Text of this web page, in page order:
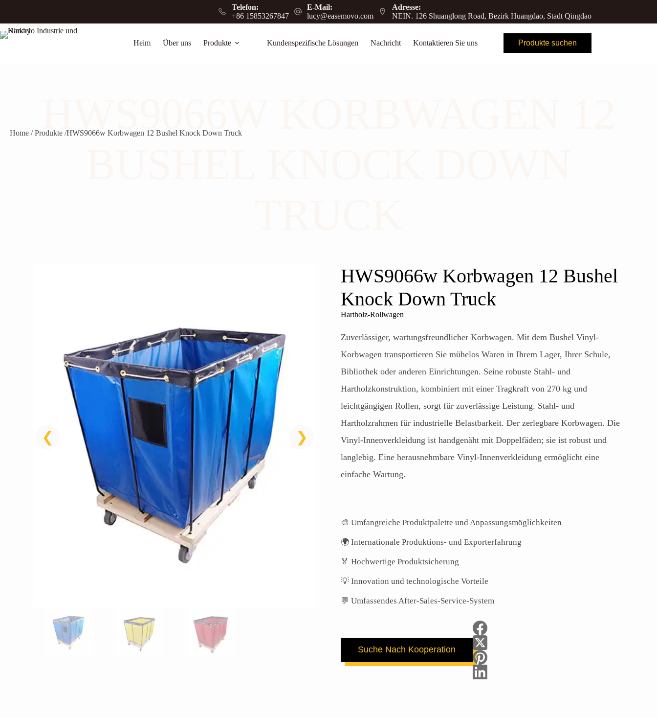
Telefon:
+86 15853267847
E-Mail:
lucy@easemovo.com
Adresse:
NEIN. 126 Shuanglong Road, Bezirk Huangdao, Stadt Qingdao
Heim Über uns Produkte Kundenspezifische Lösungen Nachricht Kontaktieren Sie uns Produkte suchen
Home / Produkte /HWS9066w Korbwagen 12 Bushel Knock Down Truck
HWS9066w Korbwagen 12 Bushel
Knock Down Truck
Hartholz-Rollwagen
Zuverlässiger, wartungsfreundlicher Korbwagen. Mit dem Bushel Vinyl-
Korbwagen transportieren Sie mühelos Waren in Ihrem Lager, Ihrer Schule,
Bibliothek oder anderen Einrichtungen. Seine robuste Stahl- und
Hartholzkonstruktion, kombiniert mit einer Tragkraft von 270 kg und
leichtgängigen Rollen, sorgt für zuverlässige Leistung. Stahl- und
Hartholzrahmen für industrielle Belastbarkeit. Der zerlegbare Korbwagen. Die
Vinyl-Innenverkleidung ist handgenäht mit Doppelfäden; sie ist robust und
langlebig. Eine herausnehmbare Vinyl-Innenverkleidung ermöglicht eine
einfache Wartung.
🎨 Umfangreiche Produktpalette und Anpassungsmöglichkeiten
🌍 Internationale Produktions- und Exporterfahrung
🏅 Hochwertige Produktsicherung
💡 Innovation und technologische Vorteile
💬 Umfassendes After-Sales-Service-System
Suche Nach Kooperation